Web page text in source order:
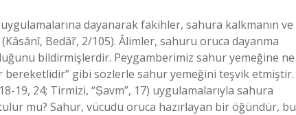
dayanarak fakihler, sahura kalkmanın ve
Bedâî’, 2/105). Âlimler, sahuru oruca dayanma
bildirmişlerdir. Peygamberimiz sahur yemeğine ne
bereketlidir” gibi sözlerle sahur yemeğini teşvik etmiştir.
19, 24; Tirmizi, “Ṣavm”, 17) uygulamalarıyla sahura
mu? Sahur, vücudu oruca hazırlayan bir öğündür, bu